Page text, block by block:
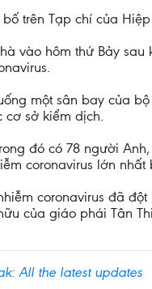
trên Tạp chí của
vào hôm thứ Bảy
một sân bay của
cơ sở kiểm dịch.
đó có 78 người
coronavirus lớn
coronavirus đã
của giáo phái Tân
All the latest updates